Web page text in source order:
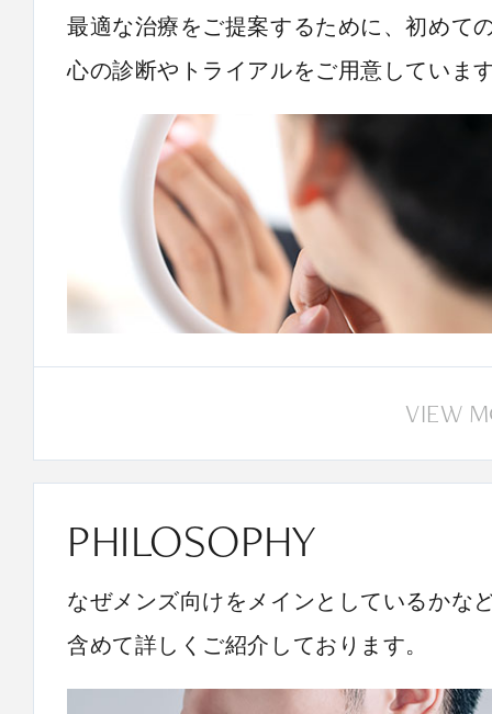
最適な治療をご提案するために、初めて
心の診断やトライアルをご用意していま
VIEW
PHILOSOPHY
なぜメンズ向けをメインとしているかな
含めて詳しくご紹介しております。